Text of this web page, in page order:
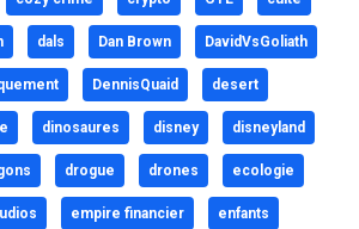
dals Dan Brown DavidVsGoliath
DennisQuaid desert
dinosaures disney disneyland
drogue drones ecologie
empire financier enfants